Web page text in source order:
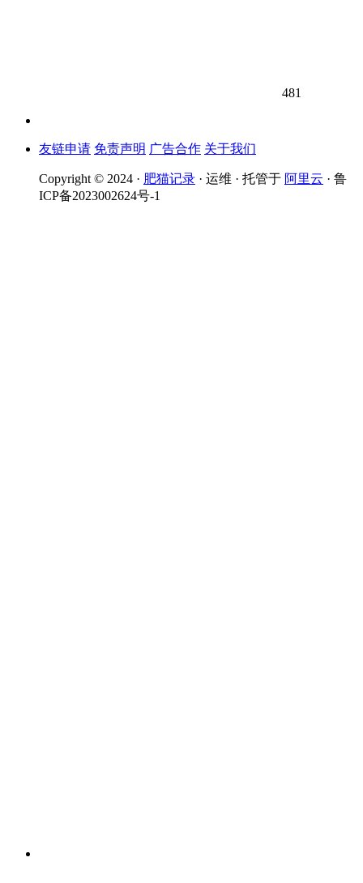
481
友链申请 免责声明 广告合作 关于我们
Copyright © 2024 · 肥猫记录 · 运维 · 托管于 阿里云 · 鲁
ICP备2023002624号-1